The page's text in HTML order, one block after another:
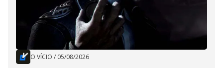
O VÍCIO / 05/08/2026